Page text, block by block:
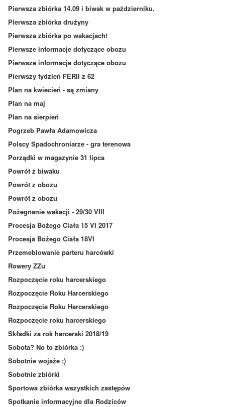
Pierwsza zbiórka 14.09 i biwak w październiku.
Pierwsza zbiórka drużyny
Pierwsza zbiórka po wakacjach!
Pierwsze informacje dotyczące obozu
Pierwsze informacje dotyczące obozu
Pierwszy tydzień FERII z 62
Plan na kwiecień - są zmiany
Plan na maj
Plan na sierpień
Pogrzeb Pawła Adamowicza
Polscy Spadochroniarze - gra terenowa
Porządki w magazynie 31 lipca
Powrót z biwaku
Powrót z obozu
Powrót z obozu
Pożegnanie wakacji - 29/30 VIII
Procesja Bożego Ciała 15 VI 2017
Procesja Bożego Ciała 18VI
Przemeblowanie parteru harcówki
Rowery ZZu
Rozpoczęcie roku harcerskiego
Rozpoczęcie Roku Harcerskiego
Rozpoczęcie Roku Harcerskiego
Rozpoczęcie roku harcerskiego
Składki za rok harcerski 2018/19
Sobota? No to zbiórka :)
Sobotnie wojaże ;)
Sobotnie zbiórki
Sportowa zbiórka wszystkich zastępów
Spotkanie informacyjne dla Rodziców